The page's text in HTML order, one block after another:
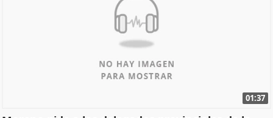
01:37